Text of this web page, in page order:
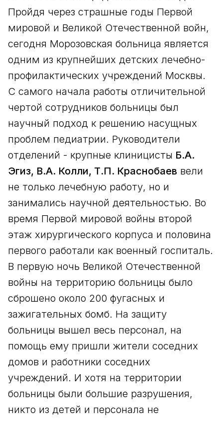
Пройдя через страшные годы Первой
мировой и Великой Отечественной войн,
сегодня Морозовская больница является
одним из крупнейших детских лечебно-
профилактических учреждений Москвы.
С самого начала работы отличительной
чертой сотрудников больницы был
научный подход к решению насущных
проблем педиатрии. Руководители
отделений - крупные клиницисты Б.А.
Эгиз, В.А. Колли, Т.П. Краснобаев вели
не только лечебную работу, но и
занимались научной деятельностью. Во
время Первой мировой войны второй
этаж хирургического корпуса и половина
первого работали как военный госпиталь.
В первую ночь Великой Отечественной
войны на территорию больницы было
сброшено около 200 фугасных и
зажигательных бомб. На защиту
больницы вышел весь персонал, на
помощь ему пришли жители соседних
домов и работники соседних
учреждений. И хотя на территории
больницы были большие разрушения,
никто из детей и персонала не